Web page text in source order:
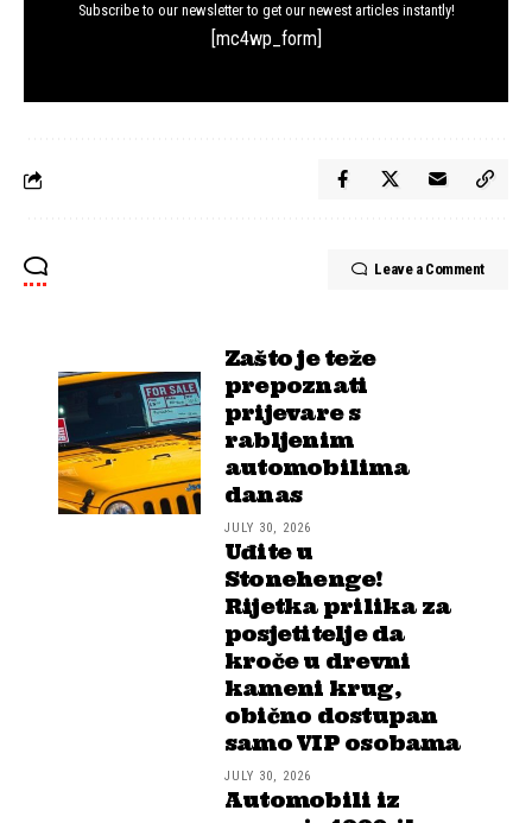
Subscribe to our newsletter to get our newest articles instantly!
[mc4wp_form]
Leave a Comment
Zašto je teže
prepoznati
prijevare s
rabljenim
automobilima
danas
JULY 30, 2026
Uđite u
Stonehenge!
Rijetka prilika za
posjetitelje da
kroče u drevni
kameni krug,
obično dostupan
samo VIP osobama
JULY 30, 2026
Automobili iz